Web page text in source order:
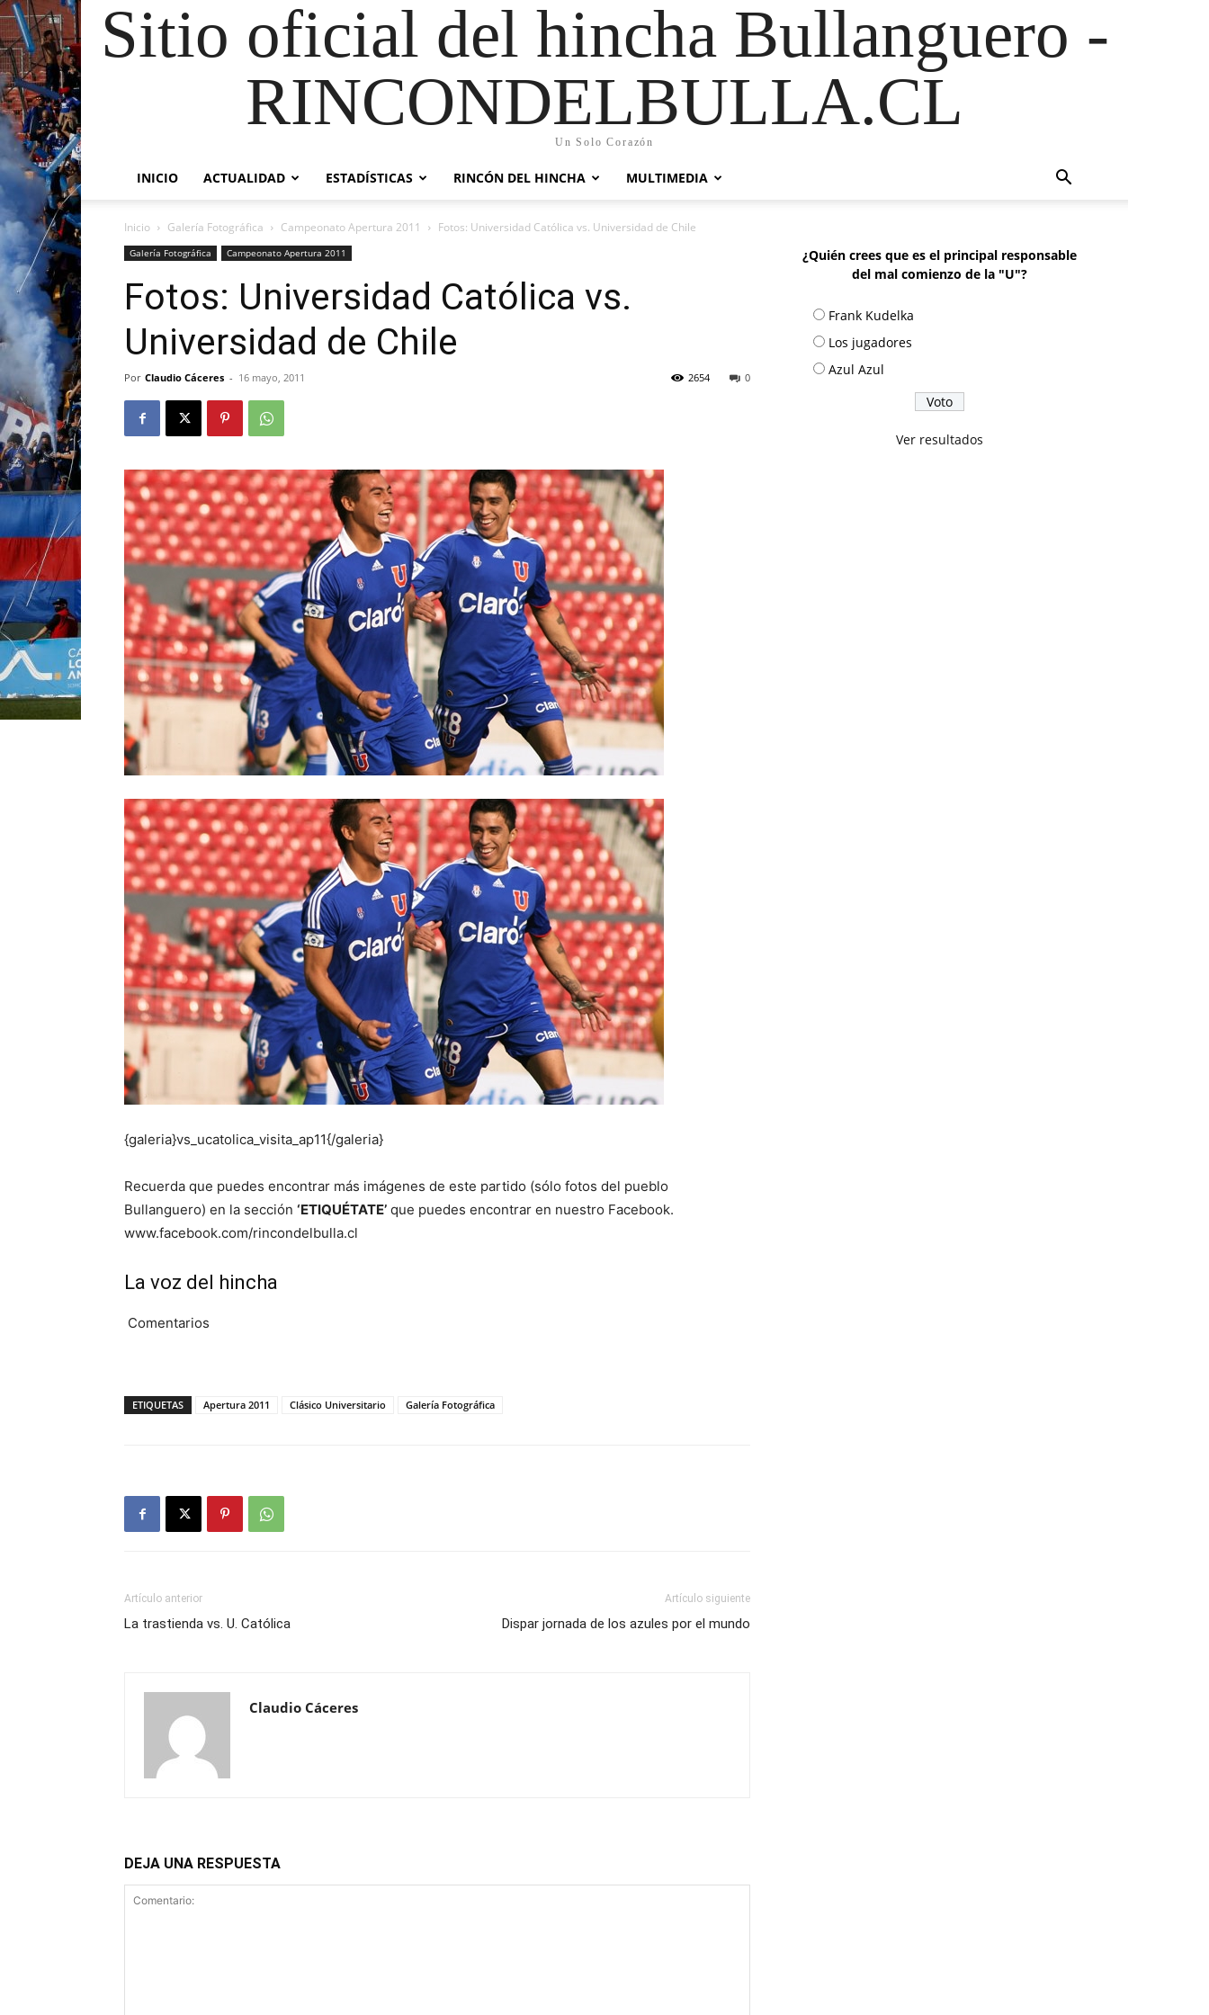
Sitio oficial del hincha Bullanguero -
RINCONDELBULLA.CL
Un Solo Corazón
INICIO ACTUALIDAD ESTADÍSTICAS RINCÓN DEL HINCHA MULTIMEDIA
Inicio Galería Fotográfica Campeonato Apertura 2011 Fotos: Universidad Católica vs. Universidad de Chile
Galería Fotográfica Campeonato Apertura 2011
Fotos: Universidad Católica vs.
Universidad de Chile
Por Claudio Cáceres - 16 mayo, 2011 0
2654
{galeria}vs_ucatolica_visita_ap11{/galeria}
Recuerda que puedes encontrar más imágenes de este partido (sólo fotos del pueblo
Bullanguero) en la sección ‘ETIQUÉTATE’ que puedes encontrar en nuestro Facebook.
www.facebook.com/rincondelbulla.cl
La voz del hincha
Comentarios
ETIQUETAS Apertura 2011 Clásico Universitario Galería Fotográfica
Artículo anterior
La trastienda vs. U. Católica
Artículo siguiente
Dispar jornada de los azules por el mundo
Claudio Cáceres
DEJA UNA RESPUESTA
¿Quién crees que es el principal responsable
del mal comienzo de la "U"?
Frank Kudelka
Los jugadores
Azul Azul
Ver resultados